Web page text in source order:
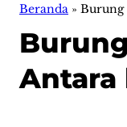
Beranda » Burung
Antara